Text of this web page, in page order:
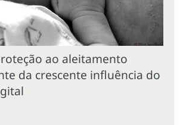
ao aleitamento
da crescente influência do